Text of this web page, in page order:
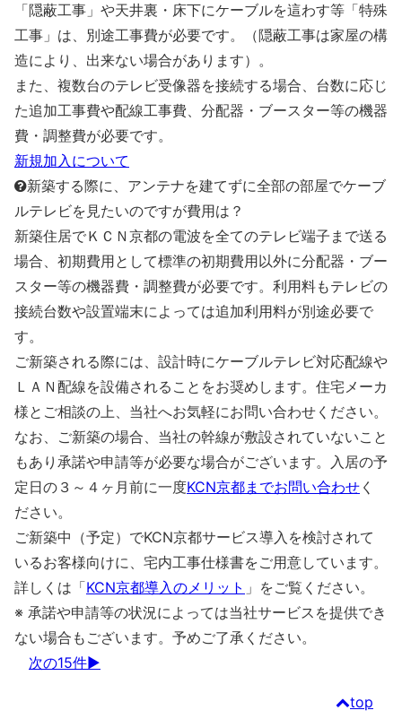
「隠蔽工事」や天井裏・床下にケーブルを這わす等「特殊
工事」は、別途工事費が必要です。（隠蔽工事は家屋の構
造により、出来ない場合があります）。
また、複数台のテレビ受像器を接続する場合、台数に応じ
た追加工事費や配線工事費、分配器・ブースター等の機器
費・調整費が必要です。
新規加入について
新築する際に、アンテナを建てずに全部の部屋でケーブ
ルテレビを見たいのですが費用は？
新築住居でＫＣＮ京都の電波を全てのテレビ端子まで送る
場合、初期費用として標準の初期費用以外に分配器・ブー
スター等の機器費・調整費が必要です。利用料もテレビの
接続台数や設置端末によっては追加利用料が別途必要で
す。
ご新築される際には、設計時にケーブルテレビ対応配線や
ＬＡＮ配線を設備されることをお奨めします。住宅メーカ
様とご相談の上、当社へお気軽にお問い合わせください。
なお、ご新築の場合、当社の幹線が敷設されていないこと
もあり承諾や申請等が必要な場合がございます。入居の予
定日の３～４ヶ月前に一度KCN京都までお問い合わせ く
ださい。
ご新築中（予定）でKCN京都サービス導入を検討されて
いるお客様向けに、宅内工事仕様書をご用意しています。
詳しくは「KCN京都導入のメリット 」をご覧ください。
※ 承諾や申請等の状況によっては当社サービスを提供でき
ない場合もございます。予めご了承ください。
次の15件
top